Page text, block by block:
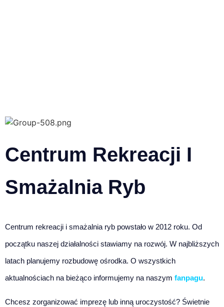
Centrum Rekreacji I
Smażalnia Ryb
Centrum rekreacji i smażalnia ryb powstało w 2012 roku. Od
początku naszej działalności stawiamy na rozwój. W najbliższych
latach planujemy rozbudowę ośrodka. O wszystkich
aktualnościach na bieżąco informujemy na naszym fanpagu.
Chcesz zorganizować imprezę lub inną uroczystość? Świetnie